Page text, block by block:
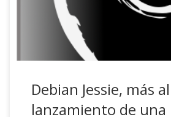
estable), para […]
Debian Jessie, más
lanzamiento de una